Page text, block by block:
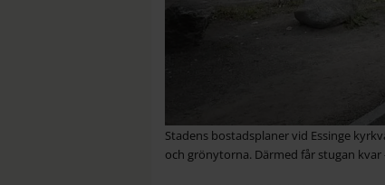
Stadens bostadsplaner vid Essinge
och grönytorna. Därmed får stugan kvar